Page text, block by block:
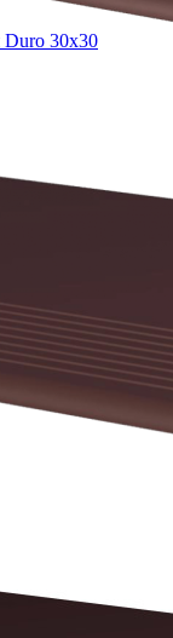
Duro 30x30